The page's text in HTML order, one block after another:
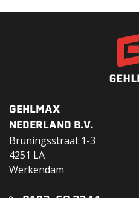
GEHLMAX
NEDERLAND B.V.
Bruningsstraat 1-3
4251 LA
Werkendam